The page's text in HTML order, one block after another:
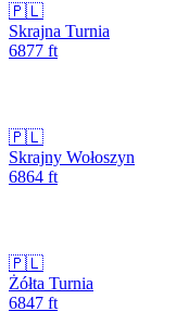
🇵🇱
Skrajna Turnia
6877 ft
🇵🇱
Skrajny Wołoszyn
6864 ft
🇵🇱
Żółta Turnia
6847 ft